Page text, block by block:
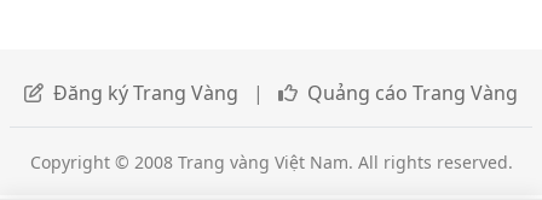
Đăng ký Trang Vàng | Quảng cáo Trang Vàng
Copyright © 2008 Trang vàng Việt Nam. All rights reserved.